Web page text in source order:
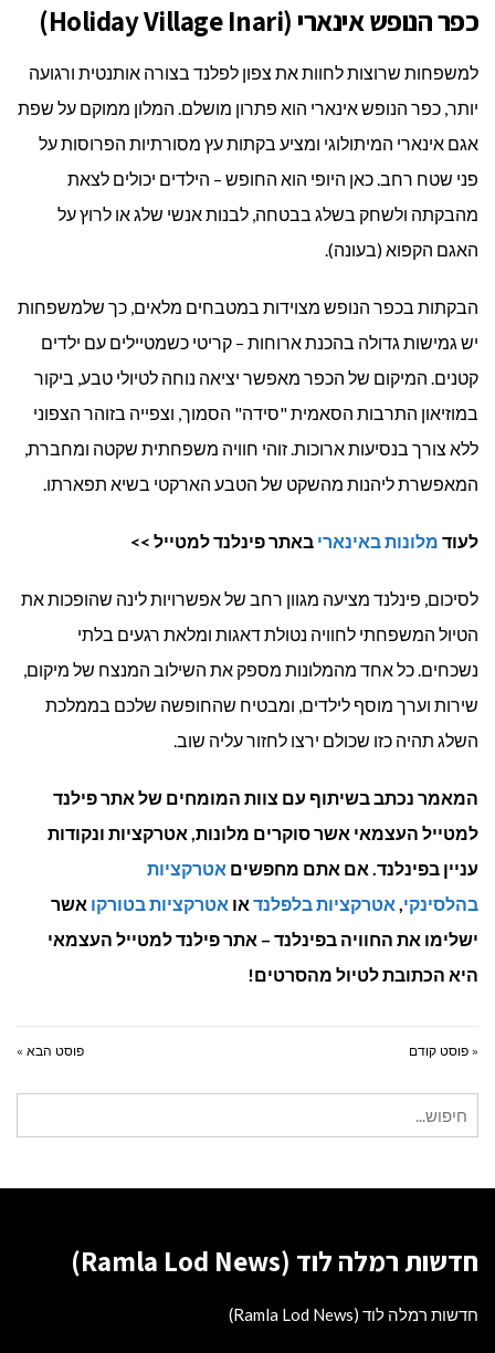
כפר הנופש אינארי (Holiday Village Inari)
למשפחות שרוצות לחוות את צפון לפלנד בצורה אותנטית ורגועה
יותר, כפר הנופש אינארי הוא פתרון מושלם. המלון ממוקם על שפת
אגם אינארי המיתולוגי ומציע בקתות עץ מסורתיות הפרוסות על
פני שטח רחב. כאן היופי הוא החופש – הילדים יכולים לצאת
מהבקתה ולשחק בשלג בבטחה, לבנות אנשי שלג או לרוץ על
האגם הקפוא (בעונה).
הבקתות בכפר הנופש מצוידות במטבחים מלאים, כך שלמשפחות
יש גמישות גדולה בהכנת ארוחות – קריטי כשמטיילים עם ילדים
קטנים. המיקום של הכפר מאפשר יציאה נוחה לטיולי טבע, ביקור
במוזיאון התרבות הסאמית "סידה" הסמוך, וצפייה בזוהר הצפוני
ללא צורך בנסיעות ארוכות. זוהי חוויה משפחתית שקטה ומחברת,
המאפשרת ליהנות מהשקט של הטבע הארקטי בשיא תפארתו.
לעוד מלונות באינארי באתר פינלנד למטייל >>
לסיכום, פינלנד מציעה מגוון רחב של אפשרויות לינה שהופכות את
הטיול המשפחתי לחוויה נטולת דאגות ומלאת רגעים בלתי
נשכחים. כל אחד מהמלונות מספק את השילוב המנצח של מיקום,
שירות וערך מוסף לילדים, ומבטיח שהחופשה שלכם בממלכת
השלג תהיה כזו שכולם ירצו לחזור עליה שוב.
המאמר נכתב בשיתוף עם צוות המומחים של אתר פילנד
למטייל העצמאי אשר סוקרים מלונות, אטרקציות ונקודות
עניין בפינלנד. אם אתם מחפשים אטרקציות
בהלסינקי אטרקציות בלפלנד או אטרקציות בטורקו אשר
ישלימו את החוויה בפינלנד – אתר פילנד למטייל העצמאי
היא הכתובת לטיול מהסרטים!
« פוסט קודם פוסט הבא »
חדשות רמלה לוד (Ramla Lod News)
חדשות רמלה לוד (Ramla Lod News)